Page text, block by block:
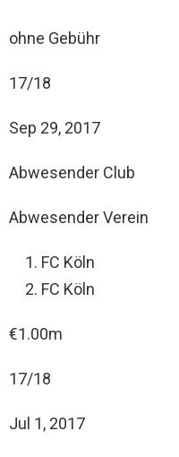
ohne Gebühr
17/18
Sep 29, 2017
Abwesender Club
Abwesender Verein
FC Köln
FC Köln
€1.00m
17/18
Jul 1, 2017